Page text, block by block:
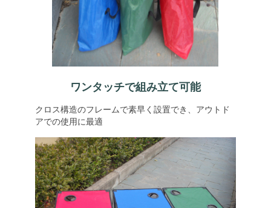
ワンタッチで組み立て可能
クロス構造のフレームで素早く設置でき、アウトド
アでの使用に最適